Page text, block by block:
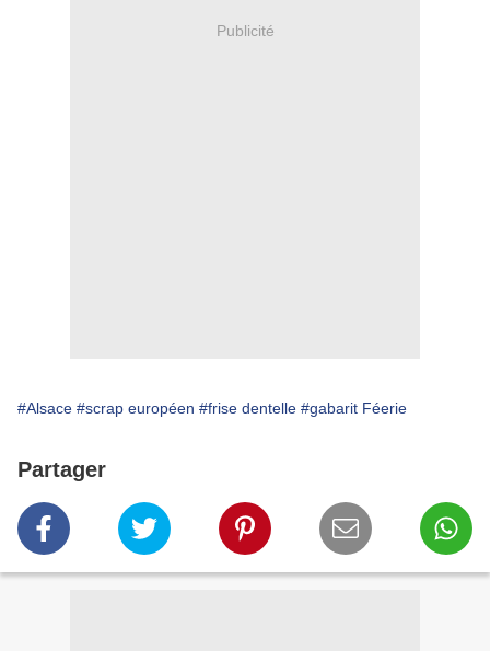
Publicité
#Alsace #scrap européen #frise dentelle #gabarit Féerie
Partager